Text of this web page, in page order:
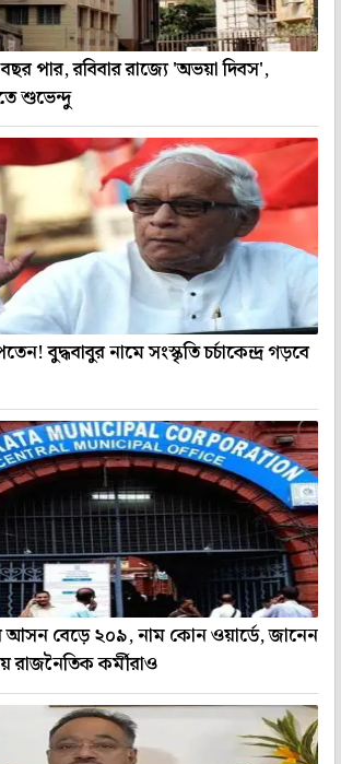
পার, রবিবার রাজ্যে 'অভয়া দিবস',
শুভেন্দু
বুদ্ধবাবুর নামে সংস্কৃতি চর্চাকেন্দ্র গড়বে
বেড়ে ২০৯, নাম কোন ওয়ার্ডে, জানেন
রাজনৈতিক কর্মীরাও